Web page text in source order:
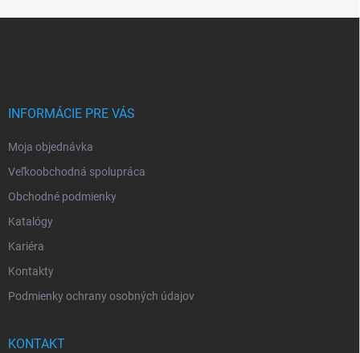
INFORMÁCIE PRE VÁS
Moja objednávka
Veľkoobchodná spolupráca
Obchodné podmienky
Katalógy
Kariéra
Kontakty
Podmienky ochrany osobných údajov
KONTAKT